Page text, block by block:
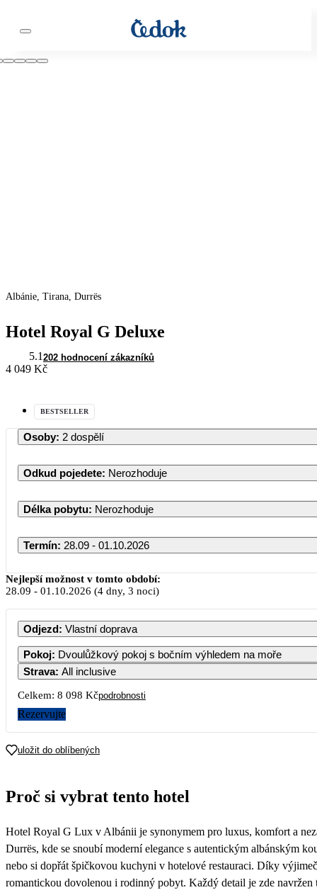
Albánie, Tirana, Durrës
Hotel Royal G Deluxe
5.1 202 hodnocení zákazníků
4 049 Kč
BESTSELLER
Osoby: 2 dospělí
Odkud pojedete: Nerozhoduje
Délka pobytu: Nerozhoduje
Termín: 28.09 - 01.10.2026
PO
7
13 229
Nejlepší možnost v tomto období:
28.09 - 01.10.2026 (4 dny, 3 noci)
Odjezd: Vlastní doprava
Pokoj: Dvoulůžkový pokoj s bočním výhledem na moře
Strava: All inclusive
Celkem: 8 098 Kčpodrobnosti
Rezervujte
uložit do oblíbených
Proč si vybrat tento hotel
Hotel Royal G Lux v Albánii je synonymem pro luxus, komfort a
Durrës, kde se snoubí moderní elegance s autentickým albánským
nebo si dopřát špičkovou kuchyni v hotelové restauraci. Díky
romantickou dovolenou i rodinný pobyt. Každý detail je zde